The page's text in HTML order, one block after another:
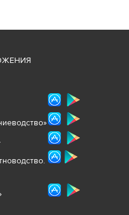
во»
одство.